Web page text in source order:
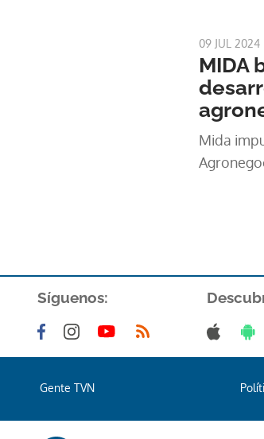
09 JUL 2024
MIDA
Mida
Síguenos:
Gente TVN